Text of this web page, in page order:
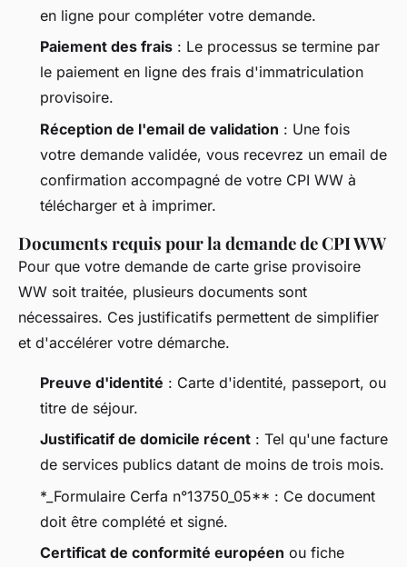
en ligne pour compléter votre demande.
Paiement des frais : Le processus se termine par
le paiement en ligne des frais d'immatriculation
provisoire.
Réception de l'email de validation : Une fois
votre demande validée, vous recevrez un email de
confirmation accompagné de votre CPI WW à
télécharger et à imprimer.
Documents requis pour la demande de CPI WW
Pour que votre demande de carte grise provisoire
WW soit traitée, plusieurs documents sont
nécessaires. Ces justificatifs permettent de simplifier
et d'accélérer votre démarche.
Preuve d'identité : Carte d'identité, passeport, ou
titre de séjour.
Justificatif de domicile récent : Tel qu'une facture
de services publics datant de moins de trois mois.
*_Formulaire Cerfa n°13750_05** : Ce document
doit être complété et signé.
Certificat de conformité européen ou fiche